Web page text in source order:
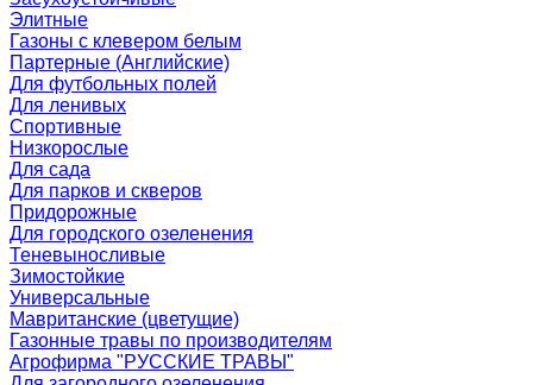
Элитные
Газоны с клевером белым
Партерные (Английские)
Для футбольных полей
Для ленивых
Спортивные
Низкорослые
Для сада
Для парков и скверов
Придорожные
Для городского озеленения
Теневыносливые
Зимостойкие
Универсальные
Мавританские (цветущие)
Газонные травы по производителям
Агрофирма "РУССКИЕ ТРАВЫ"